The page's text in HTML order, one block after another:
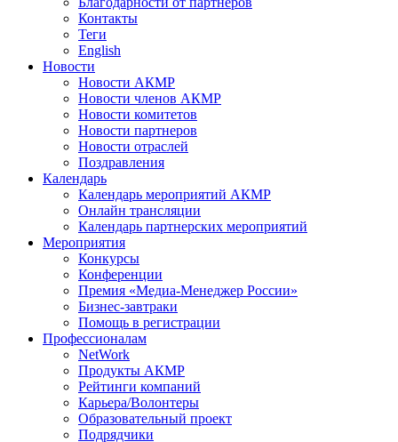
Контакты
Теги
English
Новости
Новости АКМР
Новости членов АКМР
Новости комитетов
Новости партнеров
Новости отраслей
Поздравления
Календарь
Календарь мероприятий АКМР
Онлайн трансляции
Календарь партнерских мероприятий
Мероприятия
Конкурсы
Конференции
Премия «Медиа-Менеджер России»
Бизнес-завтраки
Помощь в регистрации
Профессионалам
NetWork
Продукты АКМР
Рейтинги компаний
Карьера/Волонтеры
Образовательный проект
Подрядчики